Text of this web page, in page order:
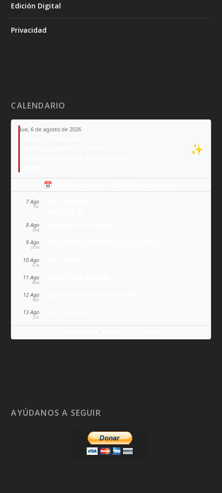
Edición Digital
Privacidad
CALENDARIO
Jue, 6 de agosto de 2026
✨
📅 Añade todo a tu calendario personal
7 Ago
VIE
8 Ago
SÁB
9 Ago
DOM
10 Ago
LUN
11 Ago
MAR
12 Ago
MIÉ
13 Ago
JUE
·
AYÚDANOS A SEGUIR